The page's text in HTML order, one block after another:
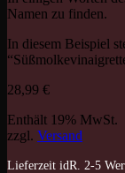
Namen zu finden.
In diesem Beispiel
28,99 €
Enthält 19% MwSt.
zzgl. Versand
Lieferzeit idR. 2-5